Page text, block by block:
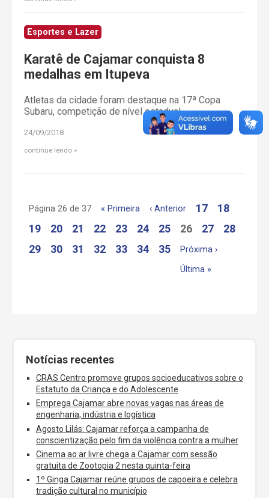
Esportes e Lazer
Karatê de Cajamar conquista 8
medalhas em Itupeva
Atletas da cidade foram destaque na 17ª Copa
Subaru, competição de nível estadual
24/09/2018
continue lendo
Página 26 de 37 « Primeira ‹ Anterior 17
18
19
20 21 22 23 24 25 26 27
28
29
30 31 32 33 34 35
Próxima ›
Última »
Notícias recentes
CRAS Centro promove grupos socioeducativos sobre o
Estatuto da Criança e do Adolescente
Emprega Cajamar abre novas vagas nas áreas de
engenharia, indústria e logística
Agosto Lilás: Cajamar reforça a campanha de
conscientização pelo fim da violência contra a mulher
Cinema ao ar livre chega a Cajamar com sessão
gratuita de Zootopia 2 nesta quinta-feira
1º Ginga Cajamar reúne grupos de capoeira e celebra
tradição cultural no município